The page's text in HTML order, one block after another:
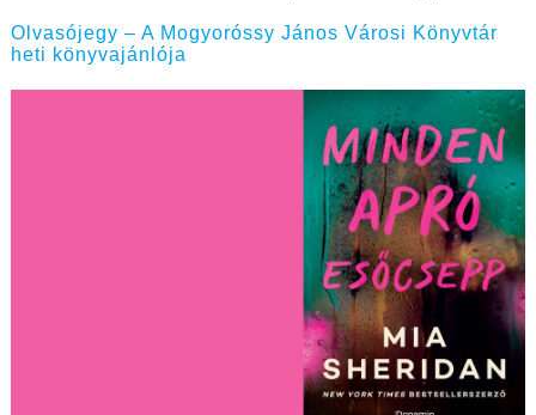
Olvasójegy – A Mogyoróssy János Városi Könyvtár
heti könyvajánlója